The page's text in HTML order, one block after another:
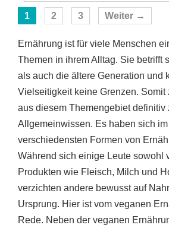
Seite
1 Seite
2 Seite
3 Weiter →
Ernährung ist für viele Menschen
Themen in ihrem Alltag. Sie betrifft
als auch die ältere Generation und
Vielseitigkeit keine Grenzen. Somit
aus diesem Themengebiet definitiv
Allgemeinwissen. Es haben sich
verschiedensten Formen von
Während sich einige Leute sowohl
Produkten wie Fleisch, Milch und
verzichten andere bewusst auf
Ursprung. Hier ist vom veganen
Rede. Neben der veganen